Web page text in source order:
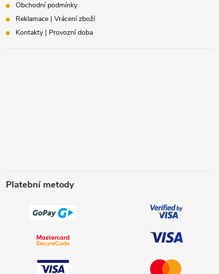
Obchodní podmínky
Reklamace | Vrácení zboží
Kontakty | Provozní doba
Platební metody